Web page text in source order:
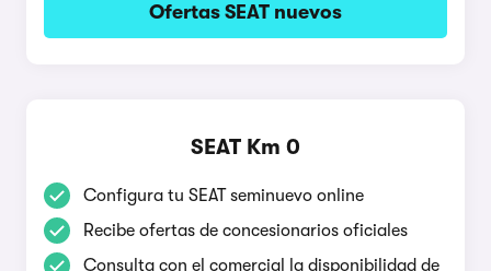
Ofertas SEAT nuevos
SEAT Km 0
Configura tu SEAT seminuevo online
Recibe ofertas de concesionarios oficiales
Consulta con el comercial la disponibilidad de